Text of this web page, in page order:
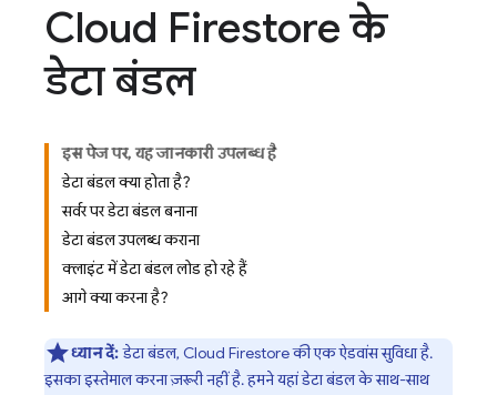
Cloud Firestore के
डेटा बंडल
इस पेज पर, यह जानकारी उपलब्ध है
डेटा बंडल क्या होता है?
सर्वर पर डेटा बंडल बनाना
डेटा बंडल उपलब्ध कराना
क्लाइंट में डेटा बंडल लोड हो रहे हैं
आगे क्या करना है?
ध्यान दें:डेटा बंडल, Cloud Firestoreकी एक ऐडवांस सुविधा है.
इसका इस्तेमाल करना ज़रूरी नहीं है. हमने यहां डेटा बंडल के साथ-साथ